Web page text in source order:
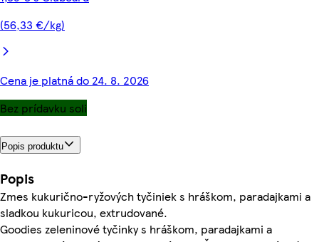
(56,33 €/kg)
Cena je platná do 24. 8. 2026
Bez prídavku soli
Popis produktu
Popis
Zmes kukurično-ryžových tyčiniek s hráškom, paradajkami a
sladkou kukuricou, extrudované.
Goodies zeleninové tyčinky s hráškom, paradajkami a